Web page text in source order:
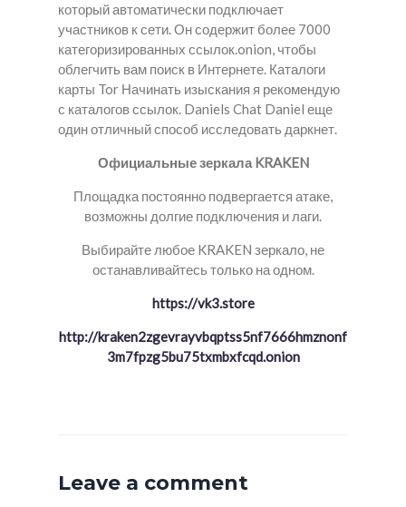
который автоматически подключает
участников к сети. Он содержит более 7000
категоризированных ссылок.onion, чтобы
облегчить вам поиск в Интернете. Каталоги
карты Tor Начинать изыскания я рекомендую
с каталогов ссылок. Daniels Chat Daniel еще
один отличный способ исследовать даркнет.
Официальные зеркала KRAKEN
Площадка постоянно подвергается атаке,
возможны долгие подключения и лаги.
Выбирайте любое KRAKEN зеркало, не
останавливайтесь только на одном.
https://vk3.store
http://kraken2zgevrayvbqptss5nf7666hmznonf
3m7fpzg5bu75txmbxfcqd.onion
Leave a comment